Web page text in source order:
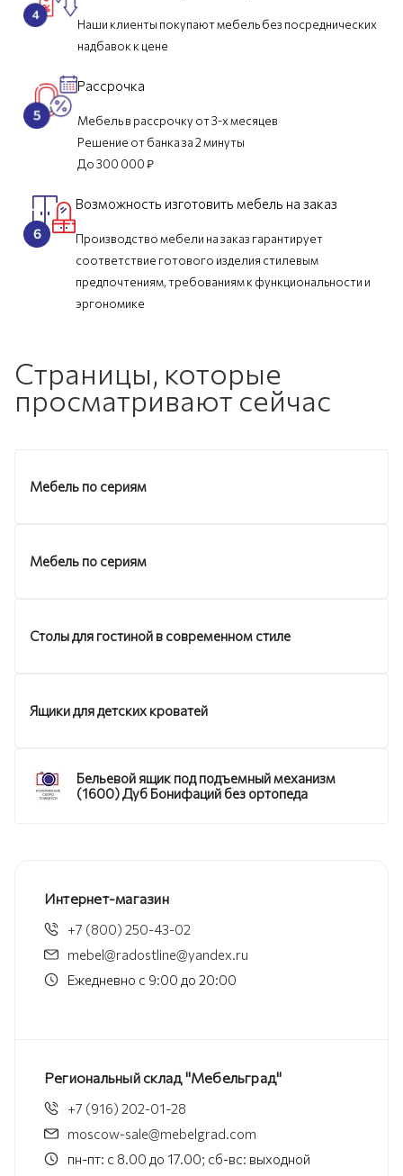
Наши клиенты покупают мебель без посреднических
надбавок к цене
Рассрочка
Мебель в рассрочку от 3-х месяцев
Решение от банка за 2 минуты
До 300 000 ₽
Возможность изготовить мебель на заказ
Производство мебели на заказ гарантирует
соответствие готового изделия стилевым
предпочтениям, требованиям к функциональности и
эргономике
Страницы, которые
просматривают сейчас
Мебель по сериям
Мебель по сериям
Столы для гостиной в современном стиле
Ящики для детских кроватей
Бельевой ящик под подъемный механизм
(1600) Дуб Бонифаций без ортопеда
Интернет-магазин
+7 (800) 250-43-02
mebel@radostline@yandex.ru
Ежедневно с 9:00 до 20:00
Региональный склад "Мебельград"
+7 (916) 202-01-28
moscow-sale@mebelgrad.com
пн-пт: с 8.00 до 17.00; сб-вс: выходной